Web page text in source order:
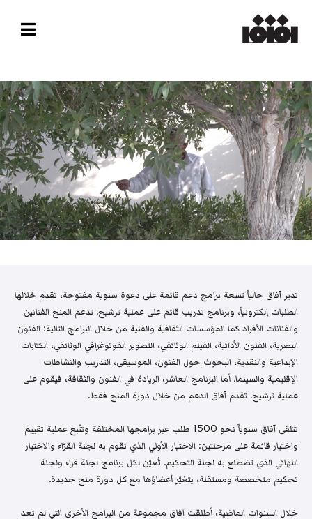
تدير آفاق حالياً تسعة برامج دعم قائمة على دعوة سنوية مفتوحة، تقدم خلالها
الطلبات إلكترونياً، وبرنامج تدريب قائم على عملية ترشيح. تدعم المنح الفنانين
والفنانات الأفراد كما المؤسسات الثقافية والفنية من خلال البرامج التالية: الفنون
البصرية، الفنون الأدائية، الفيلم الوثائقي، التصوير الفوتوغرافي الوثائقي، الكتابات
الإبداعية والنقدية، البحوث حول الفنون، الموسيقى، التدريب والنشاطات
الإقليمية والسينما. أما البرنامج العاشر، الريادة في الفنون والثقافة، فيقوم على
عملية ترشيح. تقدم آفاق الدعم من خلال دورة المنح فقط.
تتلقى آفاق سنوياً نحو 1500 طلب عبر برامجها المختلفة وتتّبع عملية تقييم
واختيار قائمة على مرحلتين: الاختيار الأولي الذي تقوم به لجنة القرّاء والاختيار
النهائي الذي تضطلع به لجنة التحكيم. تُعيّن لكل برنامج لجنة قراء ولجنة
تحكيم متخصصة ومستقلة، يتغيّر أعضاؤها مع كل دورة منح جديدة.
خلال السنوات الماضية، أطلقت آفاق مجموعة من البرامج الأخرى التي لم تعد